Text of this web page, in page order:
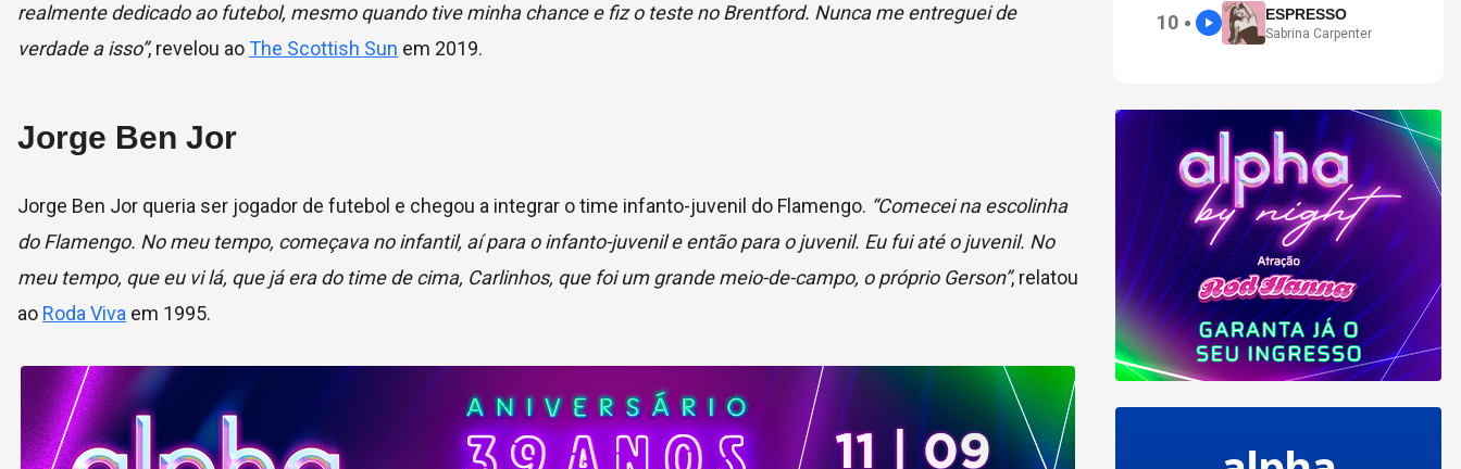
realmente dedicado ao futebol, mesmo quando tive minha chance e fiz o teste no Brentford. Nunca me entreguei de
verdade a isso”, revelou aoThe Scottish Sun em 2019.
Jorge Ben Jor
Jorge Ben Jor queria ser jogador de futebol e chegou a integrar o time infanto-juvenil do Flamengo. “Comecei na escolinha
do Flamengo. No meu tempo, começava no infantil, aí para o infanto-juvenil e então para o juvenil. Eu fui até o juvenil. No
meu tempo, que eu vi lá, que já era do time de cima, Carlinhos, que foi um grande meio-de-campo, o próprio Gerson”, relatou
ao Roda Viva em 1995.
10 ● ESPRESSO
Sabrina Carpenter